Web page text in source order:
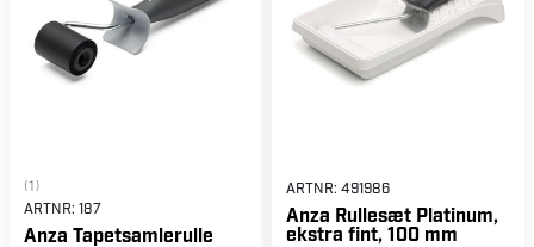
(1)
ARTNR: 187
Anza Tapetsamlerulle
ARTNR: 491986
Anza Rullesæt Platinum,
ekstra fint, 100 mm